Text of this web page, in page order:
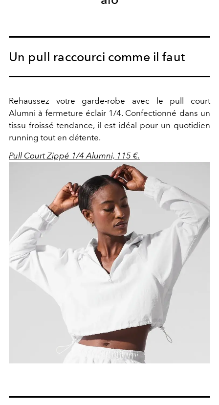
Un pull raccourci comme il faut
Rehaussez votre garde-robe avec le pull court
Alumni à fermeture éclair 1/4. Confectionné dans un
tissu froissé tendance, il est idéal pour un quotidien
running tout en détente.
Pull Court Zippé 1/4 Alumni, 115 €.